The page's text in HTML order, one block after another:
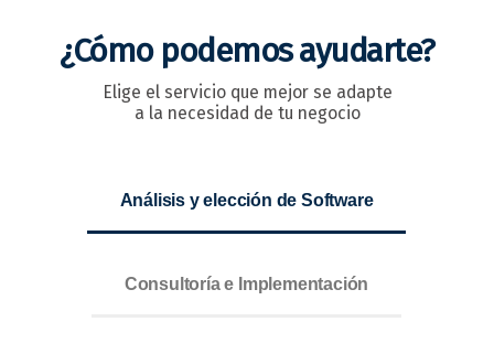
¿Cómo podemos ayudarte?
Elige el servicio que mejor se adapte
a la necesidad de tu negocio
Análisis y elección de Software
Consultoría e Implementación